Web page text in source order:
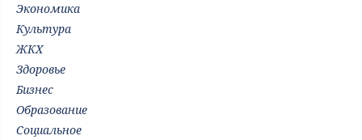
Экономика
Культура
ЖКХ
Здоровье
Бизнес
Образование
Социальное